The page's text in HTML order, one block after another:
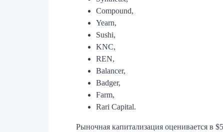
Compound,
Yearn,
Sushi,
KNC,
REN,
Balancer,
Badger,
Farm,
Rari Capital.
Рыночная капитализация оценивается в